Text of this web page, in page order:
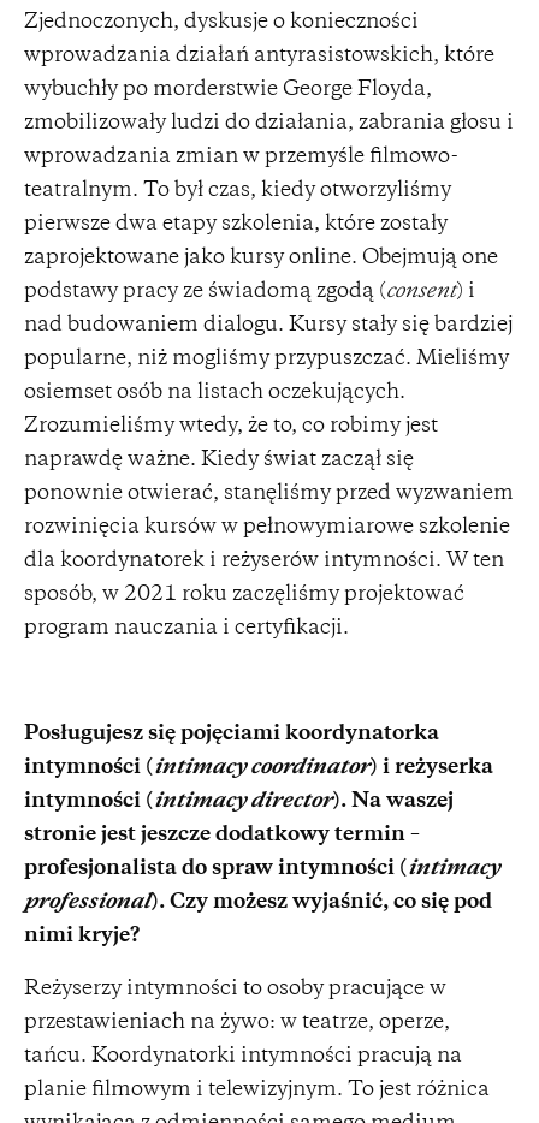
Zjednoczonych, dyskusje o konieczności
wprowadzania działań antyrasistowskich, które
wybuchły po morderstwie George Floyda,
zmobilizowały ludzi do działania, zabrania głosu i
wprowadzania zmian w przemyśle filmowo-
teatralnym. To był czas, kiedy otworzyliśmy
pierwsze dwa etapy szkolenia, które zostały
zaprojektowane jako kursy online. Obejmują one
podstawy pracy ze świadomą zgodą (consent) i
nad budowaniem dialogu. Kursy stały się bardziej
popularne, niż mogliśmy przypuszczać. Mieliśmy
osiemset osób na listach oczekujących.
Zrozumieliśmy wtedy, że to, co robimy jest
naprawdę ważne. Kiedy świat zaczął się
ponownie otwierać, stanęliśmy przed wyzwaniem
rozwinięcia kursów w pełnowymiarowe szkolenie
dla koordynatorek i reżyserów intymności. W ten
sposób, w 2021 roku zaczęliśmy projektować
program nauczania i certyfikacji.
Posługujesz się pojęciami koordynatorka
intymności (intimacy coordinator) i reżyserka
intymności (intimacy director). Na waszej
stronie jest jeszcze dodatkowy termin –
profesjonalista do spraw intymności (intimacy
professional). Czy możesz wyjaśnić, co się pod
nimi kryje?
Reżyserzy intymności to osoby pracujące w
przestawieniach na żywo: w teatrze, operze,
tańcu. Koordynatorki intymności pracują na
planie filmowym i telewizyjnym. To jest różnica